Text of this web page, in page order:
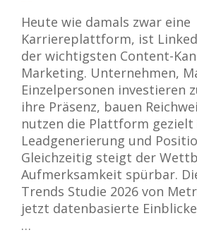
Heute wie damals zwar eine
Karriereplattform, ist
der wichtigsten Content-
Marketing. Unternehmen,
Einzelpersonen investieren
ihre Präsenz, bauen
nutzen die Plattform
Leadgenerierung und
Gleichzeitig steigt der
Aufmerksamkeit spürbar.
Trends Studie 2026 von
jetzt datenbasierte
…